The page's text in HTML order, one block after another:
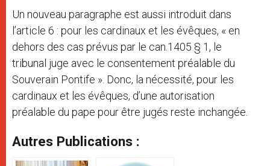
Un nouveau paragraphe est aussi introduit dans
l’article 6 : pour les cardinaux et les évêques, « en
dehors des cas prévus par le can.1405 § 1, le
tribunal juge avec le consentement préalable du
Souverain Pontife ». Donc, la nécessité, pour les
cardinaux et les évêques, d’une autorisation
préalable du pape pour être jugés reste inchangée.
Autres Publications :